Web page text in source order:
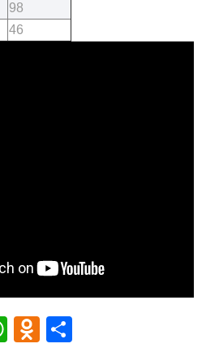
98
46
WhatsApp
Odnoklassniki